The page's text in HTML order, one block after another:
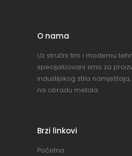
O nama
Uz stručni tim i modernu
specijalizovani smo za
industijskog stila
na obradu metala.
Brzi linkovi
Početna